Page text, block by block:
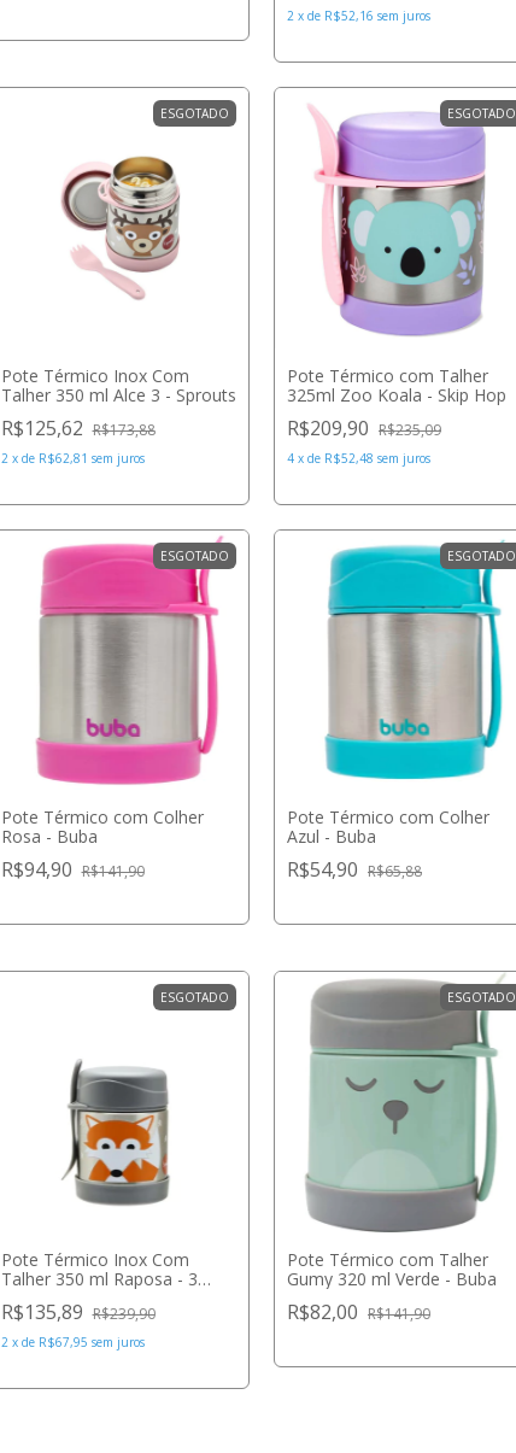
2 x de R$52,16 sem juros
ESGOTADO
Pote Térmico Inox Com
Talher 350 ml Alce 3 - Sprouts
R$125,62 R$173,88
2 x de R$62,81 sem juros
ESGOTADO
Pote Térmico com Talher
325ml Zoo Koala - Skip Hop
R$209,90 R$235,09
4 x de R$52,48 sem juros
ESGOTADO
Pote Térmico com Colher
Rosa - Buba
R$94,90 R$141,90
ESGOTADO
Pote Térmico com Colher
Azul - Buba
R$54,90 R$65,88
ESGOTADO
Pote Térmico Inox Com
Talher 350 ml Raposa - 3
R$135,89 R$239,90
2 x de R$67,95 sem juros
ESGOTADO
Pote Térmico com Talher
Gumy 320 ml Verde - Buba
R$82,00 R$141,90